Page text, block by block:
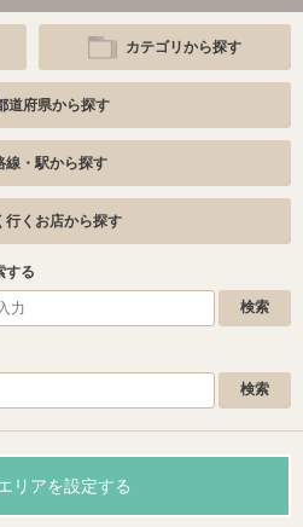
カテゴリから探す
道府県から探す
線・駅から探す
行くお店から探す
する
リアを設定する